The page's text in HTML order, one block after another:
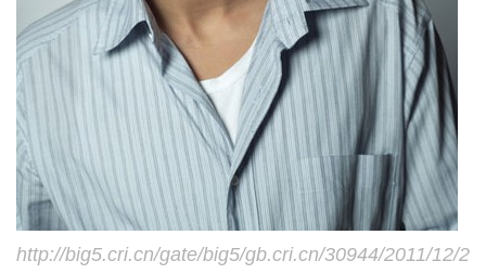
http://big5.cri.cn/gate/big5/gb.cri.cn/30944/2011/12/2